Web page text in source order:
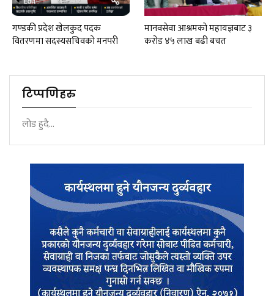
गण्डकी प्रदेश खेलकुद पदक
वितरणमा सदस्यसचिवकाे मनपरी
मानवसेवा आश्रमकाे‌ महायज्ञबाट ३
करोड ४५ लाख बढी बचत
टिप्पणिहरु
लोड हुदै...